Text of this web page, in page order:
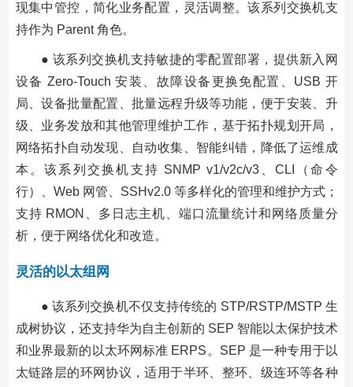
现集中管控，简化业务配置，灵活调整。该系列交换机支
持作为 Parent 角色。
● 该系列交换机支持敏捷的零配置部署，提供新入网
设备 Zero-Touch 安装、故障设备更换免配置、USB 开
局、设备批量配置、批量远程升级等功能，便于安装、升
级、业务发放和其他管理维护工作，基于拓扑规划开局，
网络拓扑自动发现、自动收集、智能纠错，降低了运维成
本。该系列交换机支持 SNMP v1/v2c/v3、CLI（命令
行）、Web 网管、SSHv2.0 等多样化的管理和维护方式；
支持 RMON、多日志主机、端口流量统计和网络质量分
析，便于网络优化和改造。
灵活的以太组网
● 该系列交换机不仅支持传统的 STP/RSTP/MSTP 生
成树协议，还支持华为自主创新的 SEP 智能以太保护技术
和业界最新的以太环网标准 ERPS。SEP 是一种专用于以
太链路层的环网协议，适用于半环、整环、级连环等各种